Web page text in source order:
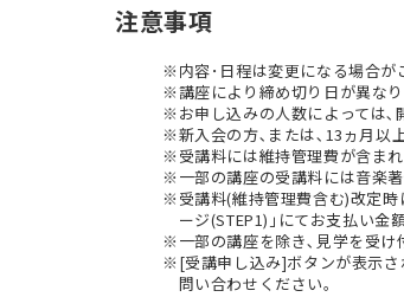
注意事項
内容･日程は変更になる場合が
講座により締め切り日が異なり
お申し込みの人数によっては､
新入会の方､または､13ヵ月以
受講料には維持管理費が含まれ
一部の講座の受講料には音楽
受講料(維持管理費含む)改定
ージ(STEP1)｣にてお支払い金
一部の講座を除き､見学を受け
[受講申し込み]ボタンが表示
問い合わせください。